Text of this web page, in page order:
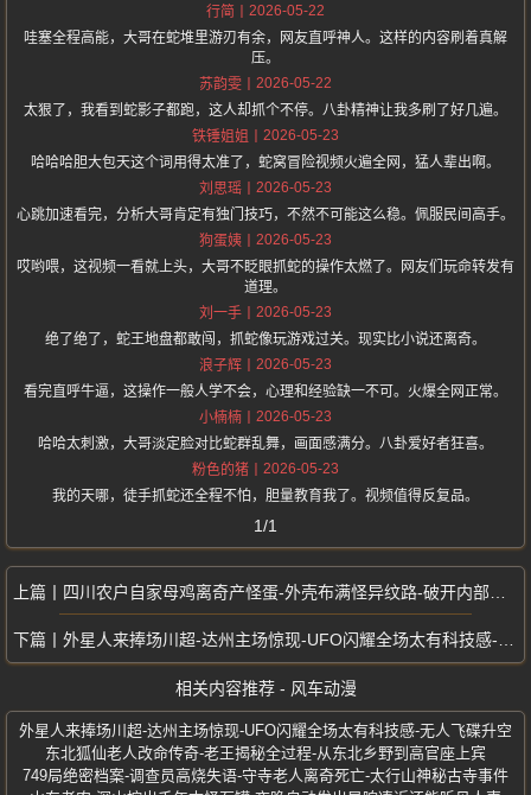
行简
2026-05-22
哇塞全程高能，大哥在蛇堆里游刃有余，网友直呼神人。这样的内容刷着真解
压。
苏韵雯
2026-05-22
太狠了，我看到蛇影子都跑，这人却抓个不停。八卦精神让我多刷了好几遍。
铁锤姐姐
2026-05-23
哈哈哈胆大包天这个词用得太准了，蛇窝冒险视频火遍全网，猛人辈出啊。
刘思瑶
2026-05-23
心跳加速看完，分析大哥肯定有独门技巧，不然不可能这么稳。佩服民间高手。
狗蛋姨
2026-05-23
哎哟喂，这视频一看就上头，大哥不眨眼抓蛇的操作太燃了。网友们玩命转发有
道理。
刘一手
2026-05-23
绝了绝了，蛇王地盘都敢闯，抓蛇像玩游戏过关。现实比小说还离奇。
浪子辉
2026-05-23
看完直呼牛逼，这操作一般人学不会，心理和经验缺一不可。火爆全网正常。
小楠楠
2026-05-23
哈哈太刺激，大哥淡定脸对比蛇群乱舞，画面感满分。八卦爱好者狂喜。
粉色的猪
2026-05-23
我的天哪，徒手抓蛇还全程不怕，胆量教育我了。视频值得反复品。
1/1
四川农户自家母鸡离奇产怪蛋-外壳布满怪异纹路-破开内部无蛋黄引发热议
外星人来捧场川超-达州主场惊现-UFO闪耀全场太有科技感-无人飞碟升空
相关内容推荐 - 风车动漫
外星人来捧场川超-达州主场惊现-UFO闪耀全场太有科技感-无人飞碟升空
东北狐仙老人改命传奇-老王揭秘全过程-从东北乡野到高官座上宾
749局绝密档案-调查员高烧失语-守寺老人离奇死亡-太行山神秘古寺事件